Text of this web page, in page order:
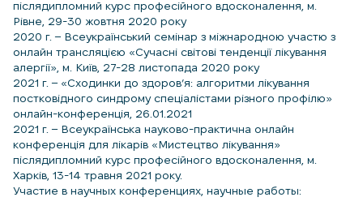
післядипломний курс професійного вдосконалення, м.
Рівне, 29-30 жовтня 2020 року
2020 г. – Всеукраїнський семінар з міжнародною участю з
онлайн трансляцією «Сучасні світові тенденції лікування
алергії», м. Київ, 27-28 листопада 2020 року
2021 г. – «Сходинки до здоров’я: алгоритми лікування
постковідного синдрому спеціалістами різного профілю»
онлайн-конференція, 26.01.2021
2021 г. – Всеукраїнська науково-практична онлайн
конференція для лікарів «Мистецтво лікування»
післядипломний курс професійного вдосконалення, м.
Харків, 13-14 травня 2021 року.
Участие в научных конференциях, научные работы: